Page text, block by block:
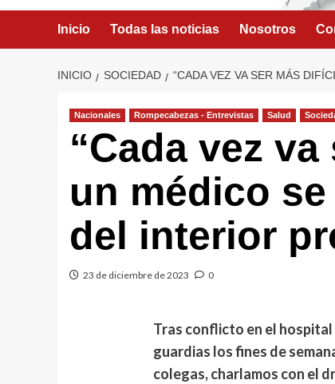
Inicio Todas las noticias Nosotros
INICIO SOCIEDAD “CADA VEZ VA SER MÁS
Nacionales Rompecabezas - Entrevistas Salud
“Cada vez
un médico
del interior
23 de diciembre de 2023 0
Tras conflicto en el
guardias los fines de
colegas, charlamos con el